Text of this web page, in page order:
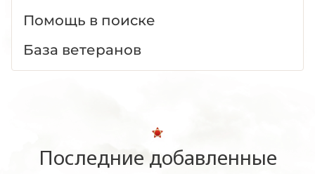
Помощь в поиске
База ветеранов
Последние добавленные